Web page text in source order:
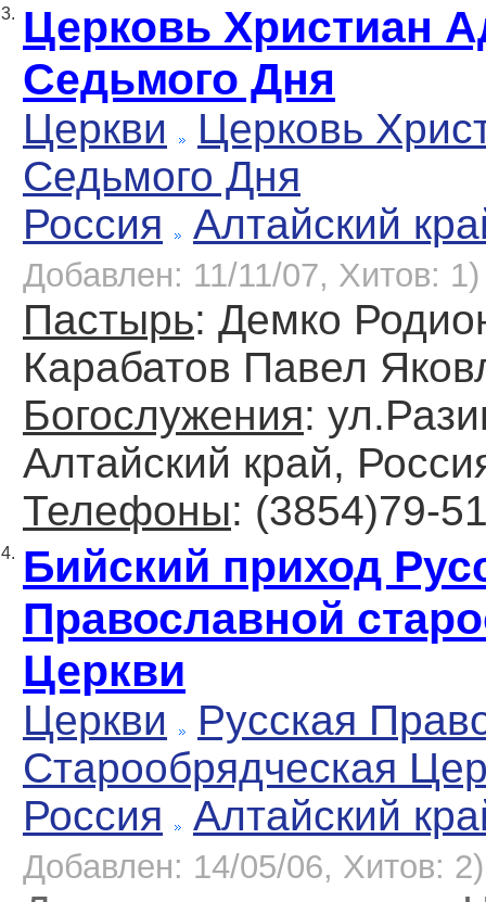
3. Церковь Христиан
Седьмого Дня
Церкви
Церковь
Седьмого Дня
Россия
Алтайский
Добавлен: 11/11/07, Хитов: 1)
Пастырь: Демко
Карабатов Павел
Богослужения:
Алтайский край,
Телефоны: (3854)79-
4. Бийский приход
Православной
Церкви
Церкви
Русская
Старообрядческая
Россия
Алтайский
Добавлен: 14/05/06, Хитов: 2)